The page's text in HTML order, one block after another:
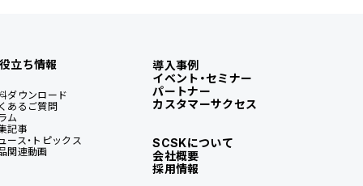
立ち情報
ダウンロード
あるご質問
ム
記事
ース・トピックス
関連動画
導入事例
イベント・セミナー
パートナー
カスタマーサクセス
SCSKについて
会社概要
採用情報